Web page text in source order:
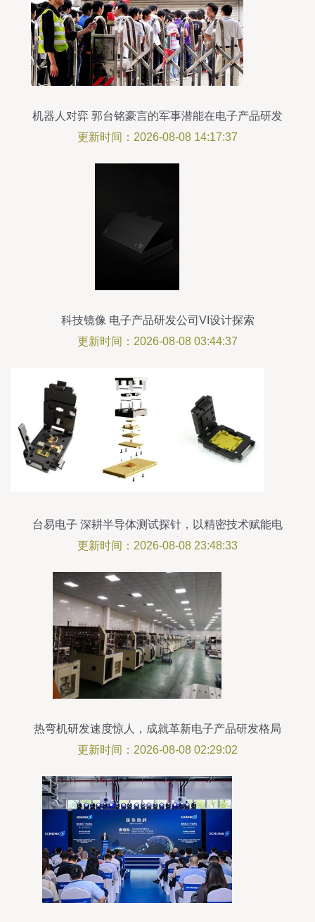
机器人对弈 郭台铭豪言的军事潜能在电子产品研发
中能否实现？
更新时间：2026-08-08 14:17:37
科技镜像 电子产品研发公司VI设计探索
更新时间：2026-08-08 03:44:37
台易电子 深耕半导体测试探针，以精密技术赋能电
子研发创新
更新时间：2026-08-08 23:48:33
热弯机研发速度惊人，成就革新电子产品研发格局
更新时间：2026-08-08 02:29:02